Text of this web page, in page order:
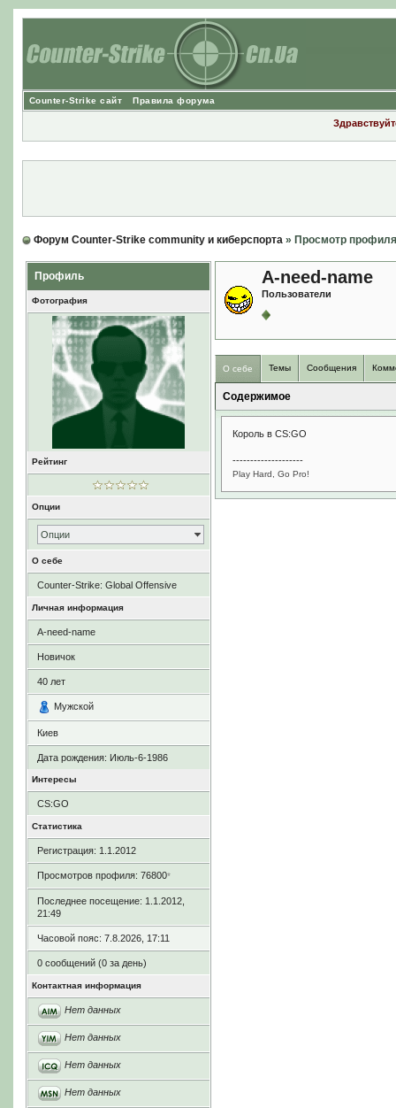
Counter-Strike сайт Правила форума
Форум Counter-Strike community и киберспорта» Просмотр профиля
Профиль
Фотография
Рейтинг
Опции
Опции
О себе
Counter-Strike: Global Offensive
Личная информация
A-need-name
Новичок
40 лет
Мужской
Киев
Дата рождения: Июль-6-1986
Интересы
CS:GO
Статистика
Регистрация: 1.1.2012
Просмотров профиля: 76800*
Последнее посещение: 1.1.2012,
21:49
Часовой пояс: 7.8.2026, 17:11
0 сообщений (0 за день)
Контактная информация
Нет данных
Нет данных
Нет данных
Нет данных
A-need-name
Пользователи
О себе Темы Сообщения
Содержимое
Король в CS:GO
--------------------
Play Hard, Go Pro!